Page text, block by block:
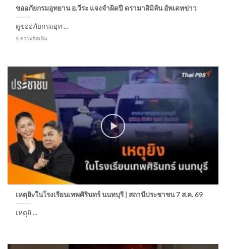
ขออภัยกรมอุทยาน อ.วีระ แจงจำผิดปี ดรามาสิมิลัน อัพเดทข่าว
ดูขออภัยกรมอุท ...
3 ความคิดเห็น
เหตุยิvในโรงเรียนเทพศิรินทร์ นนทบุรี | สถานีประชาชน 7 ส.ค. 69
เหตุยิ ...